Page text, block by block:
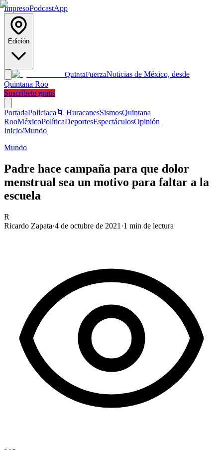
ImpresoPodcastApp
Edición
QuintaFuerzaNoticias de México, desde
Quintana Roo
Suscríbete gratis
PortadaPoliciaca 🌀 HuracanesSismosQuintana
RooMéxicoPolíticaDeportesEspectáculosOpinión
Inicio/Mundo
Mundo
Padre hace campaña para que dolor
menstrual sea un motivo para faltar a la
escuela
R
Ricardo Zapata·4 de octubre de 2021 ·1 min de lectura